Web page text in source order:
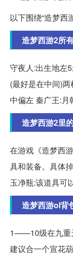
以下围绕“造梦西
造梦西游2所
守夜人:出生地左
(最好是在中间)两
中偏左 秦广王:月
造梦西游2里
在游戏《造梦西
具和装备。具体
玉净瓶:该道具可
造梦西游ol背
1——10级在九重
建议合一个宣花